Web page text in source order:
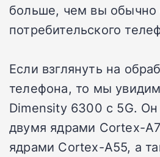
больше, чем вы обычно
потребительского
Если взглянуть на
телефона, то мы
Dimensity 6300 с 5G.
двумя ядрами Cortex-
ядрами Cortex-A55, а